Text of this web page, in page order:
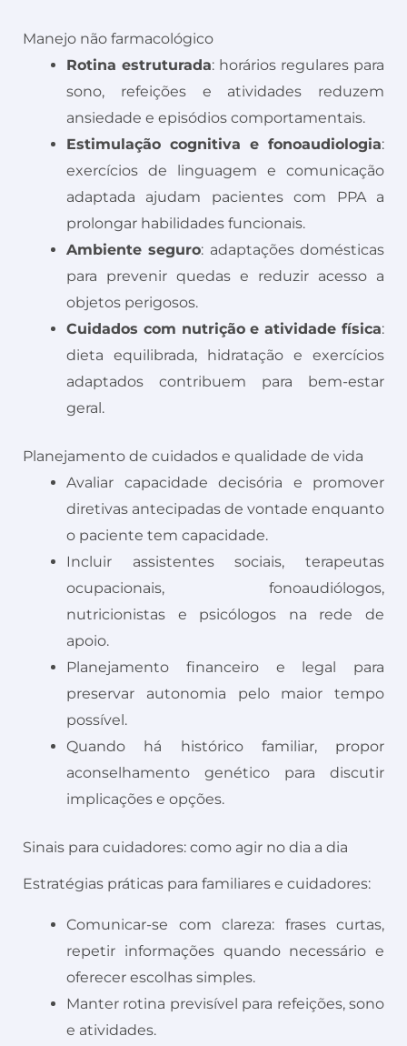
Manejo não farmacológico
Rotina estruturada: horários regulares para
sono, refeições e atividades reduzem
ansiedade e episódios comportamentais.
Estimulação cognitiva e fonoaudiologia:
exercícios de linguagem e comunicação
adaptada ajudam pacientes com PPA a
prolongar habilidades funcionais.
Ambiente seguro: adaptações domésticas
para prevenir quedas e reduzir acesso a
objetos perigosos.
Cuidados com nutrição e atividade física:
dieta equilibrada, hidratação e exercícios
adaptados contribuem para bem-estar
geral.
Planejamento de cuidados e qualidade de vida
Avaliar capacidade decisória e promover
diretivas antecipadas de vontade enquanto
o paciente tem capacidade.
Incluir assistentes sociais, terapeutas
ocupacionais, fonoaudiólogos,
nutricionistas e psicólogos na rede de
apoio.
Planejamento financeiro e legal para
preservar autonomia pelo maior tempo
possível.
Quando há histórico familiar, propor
aconselhamento genético para discutir
implicações e opções.
Sinais para cuidadores: como agir no dia a dia
Estratégias práticas para familiares e cuidadores:
Comunicar-se com clareza: frases curtas,
repetir informações quando necessário e
oferecer escolhas simples.
Manter rotina previsível para refeições, sono
e atividades.